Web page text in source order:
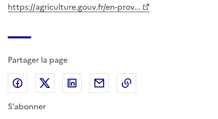
https://agriculture.gouv.fr/en-prov...
Partager la page
Partager sur Facebook
Partager sur X (anciennement Twitter)
Partager sur LinkedIn
Partager par email
S'abonner